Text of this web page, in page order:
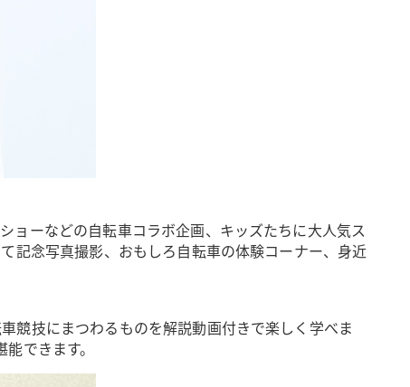
ョーなどの自転車コラボ企画、キッズたちに大人気ス
記念写真撮影、おもしろ自転車の体験コーナー、身近
競技にまつわるものを解説動画付きで楽しく学べま
できます。